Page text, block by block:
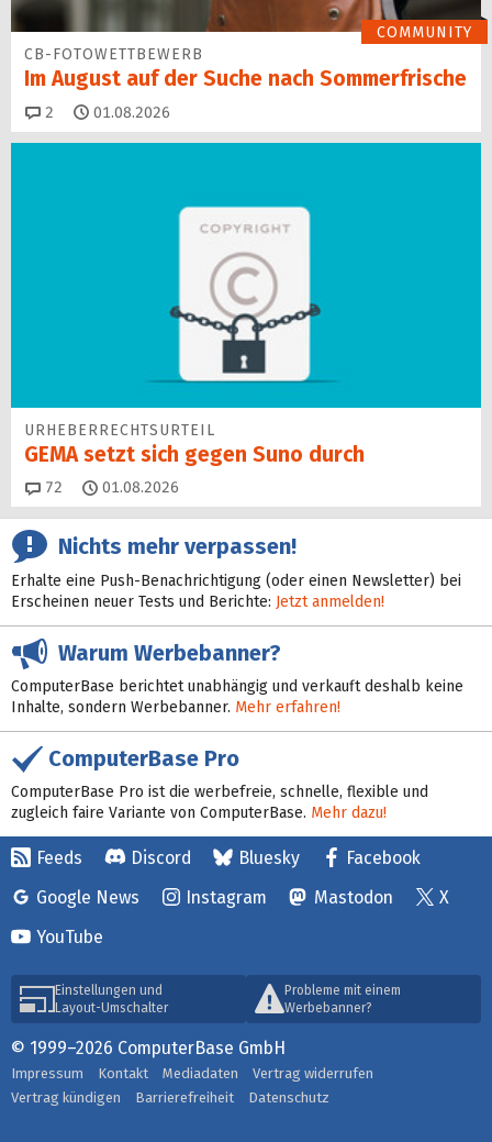
COMMUNITY
CB-FOTOWETTBEWERB
Im August auf der Suche nach Sommerfrische
2 Kommentare
01.08.2026
URHEBERRECHTSURTEIL
GEMA setzt sich gegen Suno durch
72 Kommentare
01.08.2026
Nichts mehr verpassen!
Erhalte eine Push-Benachrichtigung (oder einen Newsletter) bei
Erscheinen neuer Tests und Berichte: Jetzt anmelden!
Warum Werbebanner?
ComputerBase berichtet unabhängig und verkauft deshalb keine
Inhalte, sondern Werbebanner. Mehr erfahren!
ComputerBase Pro
ComputerBase Pro ist die werbefreie, schnelle, flexible und
zugleich faire Variante von ComputerBase. Mehr dazu!
Feeds Discord Bluesky
Facebook
Google News
Instagram Mastodon
X
YouTube
Einstellungen und
Layout-Umschalter
Probleme mit einem
Werbebanner?
© 1999–2026 ComputerBase GmbH
Impressum Kontakt Mediadaten
Vertrag widerrufen
Vertrag kündigen
Barrierefreiheit Datenschutz